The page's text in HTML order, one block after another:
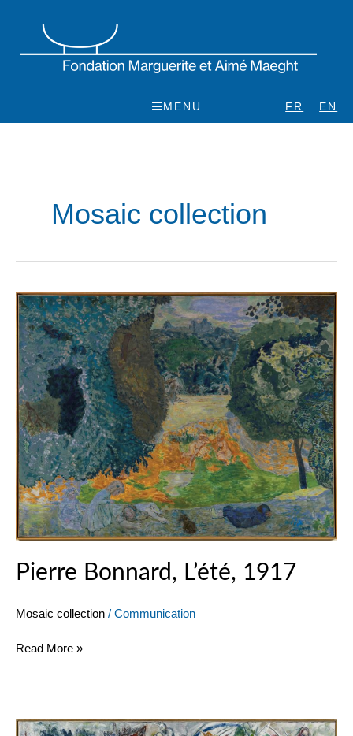
MENU FR EN
Mosaic collection
Pierre Bonnard, L’été, 1917
Mosaic collection / Communication
Pierre
Bonnard,
L’été,
1917
Read More »
Marc